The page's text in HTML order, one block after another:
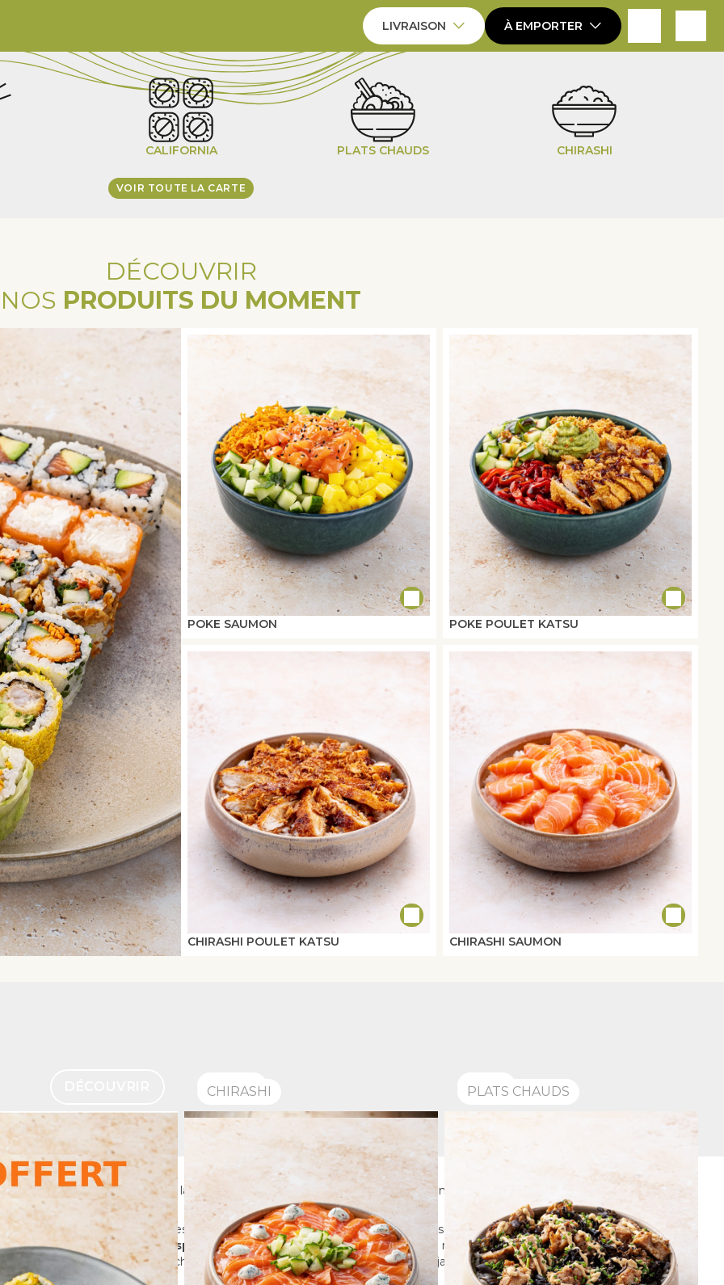
LIVRAISON expand_more À EMPORTER expand_more
chevron_right
CALIFORNIA PLATS CHAUDS CHIRASHI
VOIR TOUTE LA CARTE
DÉCOUVRIR
NOS PRODUITS DU MOMENT
POKE SAUMON POKE POULET KATSU
CHIRASHI POULET KATSU CHIRASHI SAUMON
MENUS
CHIRASHI POKE
PLATS CHAUDS
restaurants vous proposent un large choix de plats japonais élaborés à la commande pour vous garantir une fraîcheur
!
précision et minutie sont les maîtres-mots dans tous nos restaurants. Des plus classiques aux plus originales,
plus et
découvrez les spécialités japonaises eat SUSHI. Dégustez nos sushis, sashimis, makis, plateaux sushis
ou individuels, wrap jap, chirashis, poke bowl ainsi que nos plats chauds japonais : sobas, donburi et ramen.